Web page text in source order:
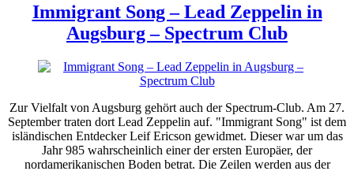
Immigrant Song – Lead Zeppelin in
Augsburg – Spectrum Club
Zur Vielfalt von Augsburg gehört auch der Spectrum-Club. Am 27.
September traten dort Lead Zeppelin auf. "Immigrant Song" ist dem
isländischen Entdecker Leif Ericson gewidmet. Dieser war um das
Jahr 985 wahrscheinlich einer der ersten Europäer, der
nordamerikanischen Boden betrat. Die Zeilen werden aus der